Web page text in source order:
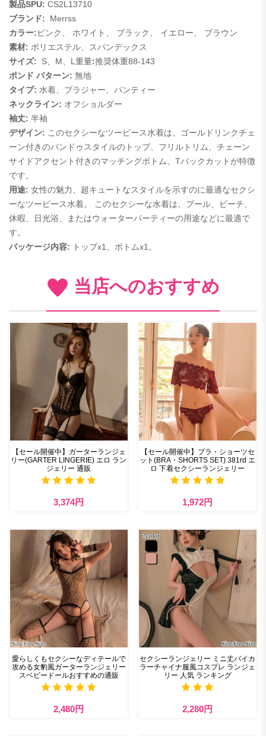
製品SPU: CS2L13710
ブランド:
Merrss
カラー:ピンク、 ホワイト、 ブラック、 イエロー、 ブラウン
素材: ポリエステル、スパンデックス
サイズ:
S、M、L重量:推奨体重88-143
ポンド パターン: 無地
タイプ: 水着、ブラジャー、パンティー
ネックライン: オフショルダー
袖丈: 半袖
デザイン: このセクシーなツーピース水着は、ゴールドリンクチェ
ーン付きのバンドゥスタイルのトップ、フリルトリム、チェーン
サイドアクセント付きのマッチングボトム、Tバックカットが特徴
です。
用途: 女性の魅力、超キュートなスタイルを示すのに最適なセクシ
ーなツーピース水着。 このセクシーな水着は、プール、ビーチ、
休暇、日光浴、またはウォーターパーティーの用途などに最適で
す。
パッケージ内容: トップx1、ボトムx1。
当店へのおすすめ
【セール開催中】ガーターランジェ
リー(GARTER LINGERIE) エロ ラン
ジェリー 通販
3,374円
【セール開催中】ブラ・ショーツセ
ット(BRA・SHORTS SET) 381rd エ
ロ 下着セクシーランジェリー
1,972円
愛らしくもセクシーなディテールで
攻める女豹風ガーターランジェリー
スベビードールおすすめの通販
2,480円
セクシーランジェリー ミニ丈バイカ
ラーチャイナ服風コスプレ ランジェ
リー 人気 ランキング
2,280円